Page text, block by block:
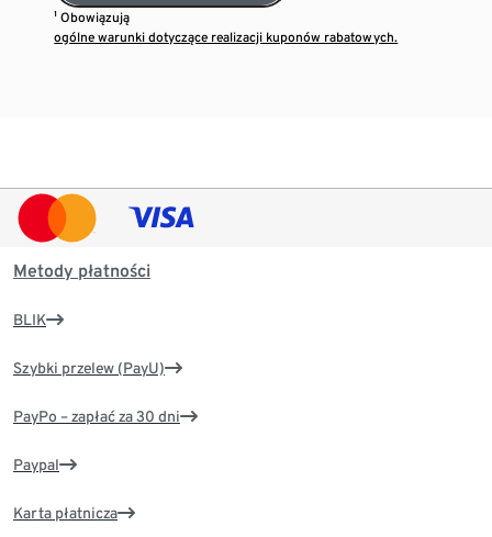
¹ Obowiązują
ogólne warunki dotyczące realizacji kuponów rabatowych.
Metody płatności
BLIK
Szybki przelew (PayU)
PayPo – zapłać za 30 dni
Paypal
Karta płatnicza